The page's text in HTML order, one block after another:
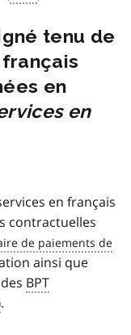
tenu de
en
en
en français
contractuelles
ainsi que
BPT
.